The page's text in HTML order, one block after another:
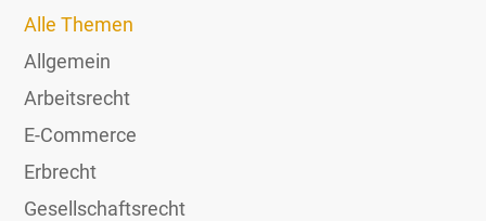
Alle Themen
Allgemein
Arbeitsrecht
E-Commerce
Erbrecht
Gesellschaftsrecht